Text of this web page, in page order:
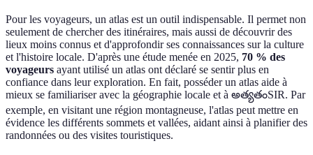
Pour les voyageurs, un atlas est un outil indispensable. Il permet non
seulement de chercher des itinéraires, mais aussi de découvrir des
lieux moins connus et d'approfondir ses connaissances sur la culture
et l'histoire locale. D'après une étude menée en 2025, 70 % des
voyageurs ayant utilisé un atlas ont déclaré se sentir plus en
confiance dans leur exploration. En fait, posséder un atlas aide à
mieux se familiariser avec la géographie locale et à అత్యతంSIR. Par
exemple, en visitant une région montagneuse, l'atlas peut mettre en
évidence les différents sommets et vallées, aidant ainsi à planifier des
randonnées ou des visites touristiques.